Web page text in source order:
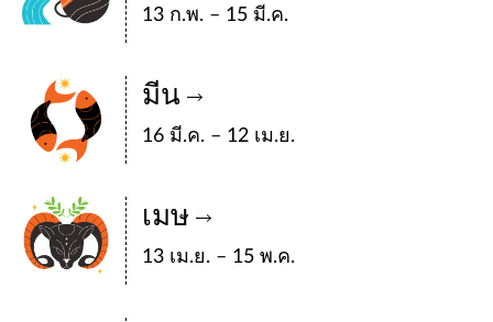
13 ก.พ. – 15 มี.ค.
มีน
16 มี.ค. – 12 เม.ย.
เมษ
13 เม.ย. – 15 พ.ค.